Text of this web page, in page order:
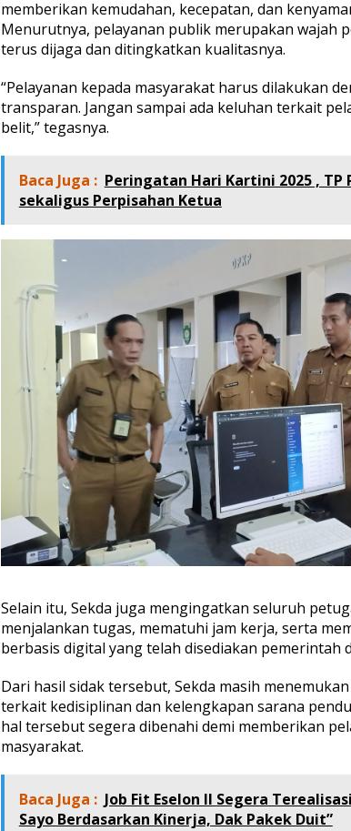
k
a
t
memberikan kemudahan, kecepatan, dan
Menurutnya, pelayanan publik merupakan wajah
terus dijaga dan ditingkatkan kualitasnya.
“Pelayanan kepada masyarakat harus dilakukan
transparan. Jangan sampai ada keluhan terkait
belit,” tegasnya.
Baca Juga : Peringatan Hari Kartini 2025 , TP
sekaligus Perpisahan Ketua
Selain itu, Sekda juga mengingatkan seluruh
menjalankan tugas, mematuhi jam kerja, serta
berbasis digital yang telah disediakan pemerintah
Dari hasil sidak tersebut, Sekda masih
terkait kedisiplinan dan kelengkapan sarana
hal tersebut segera dibenahi demi memberikan
masyarakat.
Baca Juga : Job Fit Eselon II Segera
Sayo Berdasarkan Kinerja, Dak Pakek Duit”